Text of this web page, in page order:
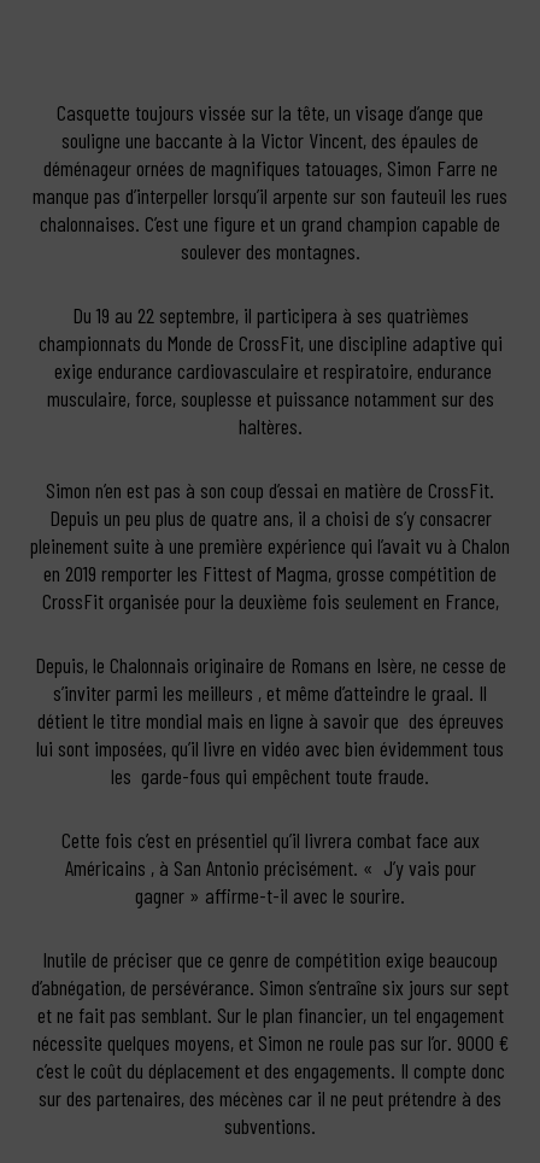
Casquette toujours vissée sur la tête, un visage d’ange que
souligne une baccante à la Victor Vincent, des épaules de
déménageur ornées de magnifiques tatouages, Simon Farre ne
manque pas d’interpeller lorsqu’il arpente sur son fauteuil les rues
chalonnaises. C’est une figure et un grand champion capable de
soulever des montagnes.
Du 19 au 22 septembre, il participera à ses quatrièmes
championnats du Monde de CrossFit, une discipline adaptive qui
exige endurance cardiovasculaire et respiratoire, endurance
musculaire, force, souplesse et puissance notamment sur des
haltères.
Simon n’en est pas à son coup d’essai en matière de CrossFit.
Depuis un peu plus de quatre ans, il a choisi de s’y consacrer
pleinement suite à une première expérience qui l’avait vu à Chalon
en 2019 remporter les Fittest of Magma, grosse compétition de
CrossFit organisée pour la deuxième fois seulement en France,
Depuis, le Chalonnais originaire de Romans en Isère, ne cesse de
s’inviter parmi les meilleurs , et même d’atteindre le graal. Il
détient le titre mondial mais en ligne à savoir que des épreuves
lui sont imposées, qu’il livre en vidéo avec bien évidemment tous
les garde-fous qui empêchent toute fraude.
Cette fois c’est en présentiel qu’il livrera combat face aux
Américains , à San Antonio précisément. « J’y vais pour
gagner » affirme-t-il avec le sourire.
Inutile de préciser que ce genre de compétition exige beaucoup
d’abnégation, de persévérance. Simon s’entraîne six jours sur sept
et ne fait pas semblant. Sur le plan financier, un tel engagement
nécessite quelques moyens, et Simon ne roule pas sur l’or. 9000 €
c’est le coût du déplacement et des engagements. Il compte donc
sur des partenaires, des mécènes car il ne peut prétendre à des
subventions.